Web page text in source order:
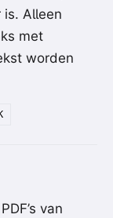
Alleen
met
worden
van